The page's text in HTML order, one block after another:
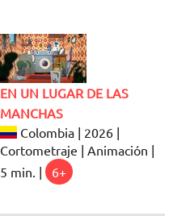
EN UN LUGAR DE LAS
MANCHAS
Colombia | 2026 |
Cortometraje | Animación |
5 min. |
6+